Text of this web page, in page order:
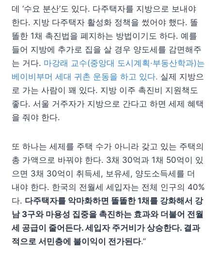
데 ‘수요 분산’도 있다. 다주택자를 지방으로 보내야
한다. 지방 다주택자 활성화 정책을 썼어야 했다. 똘
똘한 1채 촉진법을 폐지하는 방법이기도 하다. 예를
들어 지방에 추가로 집을 살 경우 양도세를 감면해주
는 거다. 마강래 교수(중앙대 도시계획·부동산학과)는
베이비부머 세대 귀촌 운동을 하고 있다. 실제 지방으
로 가는 사람이 꽤 있다. 지방 이주 촉진비 지원책도
좋다. 서울 거주자가 지방으로 간다고 하면 세제 혜택
을 줘야 한다.
또 하나는 세제를 주택 수가 아니라 갖고 있는 주택의
총 가액으로 바꿔야 한다. 3채 30억과 1채 50억이 있
으면 3채 30억이 취득세, 보유세, 양도소득세를 더
내야 한다. 한국의 전월세 세입자는 전체 인구의 40%
다. 다주택자를 악마화하면 똘똘한 1채를 강화해서 강
남 3구와 마용성 집중을 촉진하는 효과와 더불어 전월
세 공급이 줄어든다. 세입자 주거비가 상승한다. 결과
적으로 서민층에 불이익이 전가된다.”